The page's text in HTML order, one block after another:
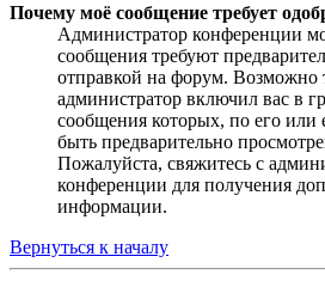
Почему моё сообщение требует
Администратор конференции
сообщения требуют
отправкой на форум. Возможно
администратор включил вас в
сообщения которых, по его
быть предварительно
Пожалуйста, свяжитесь с
конференции для получения
информации.
Вернуться к началу